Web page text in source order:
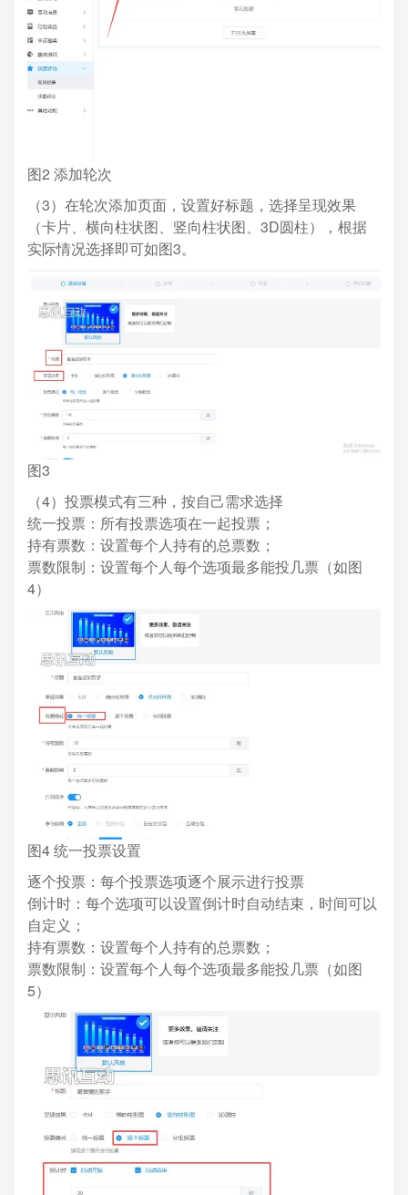
图2 添加轮次
（3）在轮次添加页面，设置好标题，选择呈现效果
（卡片、横向柱状图、竖向柱状图、3D圆柱），根据
实际情况选择即可如图3。
图3
（4）投票模式有三种，按自己需求选择
统一投票：所有投票选项在一起投票；
持有票数：设置每个人持有的总票数；
票数限制：设置每个人每个选项最多能投几票（如图
4）
图4 统一投票设置
逐个投票：每个投票选项逐个展示进行投票
倒计时：每个选项可以设置倒计时自动结束，时间可以
自定义；
持有票数：设置每个人持有的总票数；
票数限制：设置每个人每个选项最多能投几票（如图
5）